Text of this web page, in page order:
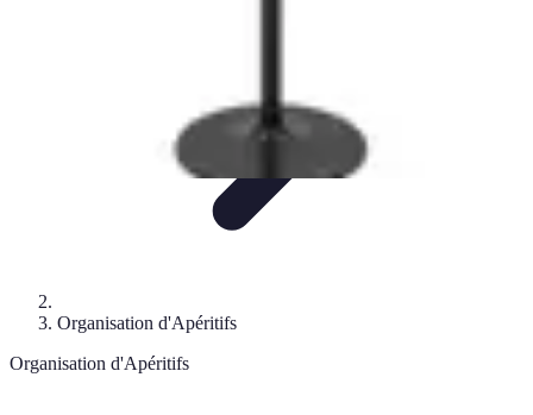
Organisation d'Apéritifs
Organisation d'Apéritifs